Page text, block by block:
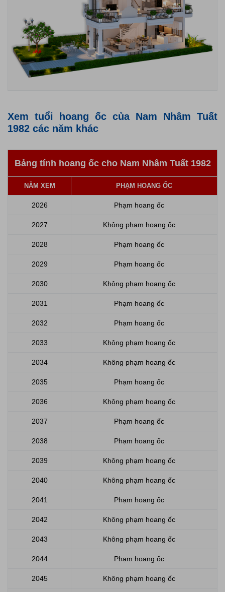
Xem tuổi hoang ốc của Nam Nhâm Tuất
1982 các năm khác
Bảng tính hoang ốc cho Nam Nhâm Tuất 1982
NĂM XEM PHẠM HOANG ỐC
2026 Phạm hoang ốc
2027 Không phạm hoang ốc
2028 Phạm hoang ốc
2029 Phạm hoang ốc
2030 Không phạm hoang ốc
2031 Phạm hoang ốc
2032 Phạm hoang ốc
2033 Không phạm hoang ốc
2034 Không phạm hoang ốc
2035 Phạm hoang ốc
2036 Không phạm hoang ốc
2037 Phạm hoang ốc
2038 Phạm hoang ốc
2039 Không phạm hoang ốc
2040 Không phạm hoang ốc
2041 Phạm hoang ốc
2042 Không phạm hoang ốc
2043 Không phạm hoang ốc
2044 Phạm hoang ốc
2045 Không phạm hoang ốc